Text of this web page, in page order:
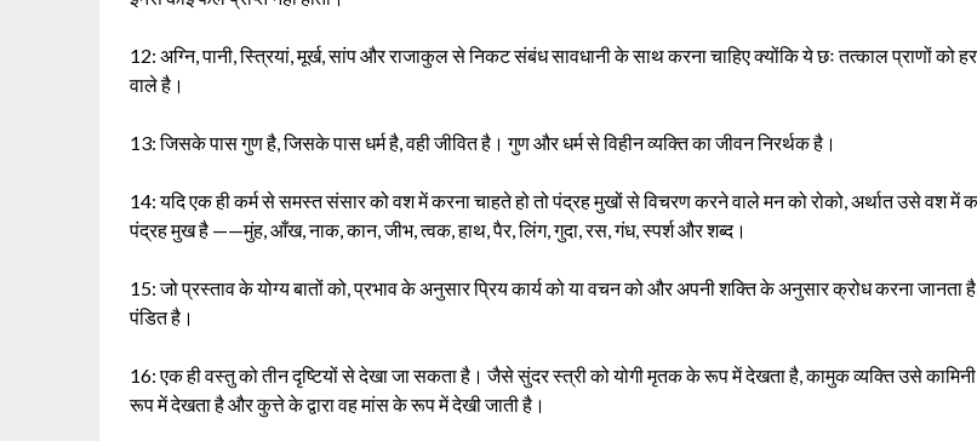
12: अग्नि, पानी, स्त्रियां, मूर्ख, सांप और राजाकुल से निकट संबंध सावधानी के साथ करना चाहिए क्योंकि ये छः तत्काल प्राणों को
वाले है।
13: जिसके पास गुण है, जिसके पास धर्म है, वही जीवित है। गुण और धर्म से विहीन व्यक्ति का जीवन निरर्थक है।
14: यदि एक ही कर्म से समस्त संसार को वश में करना चाहते हो तो पंद्रह मुखों से विचरण करने वाले मन को रोको, अर्थात उसे वश में
पंद्रह मुख है ——मुंह, आँख, नाक, कान, जीभ, त्वक, हाथ, पैर, लिंग, गुदा, रस, गंध, स्पर्श और शब्द।
15: जो प्रस्ताव के योग्य बातों को, प्रभाव के अनुसार प्रिय कार्य को या वचन को और अपनी शक्ति के अनुसार क्रोध करना जानता
पंडित है।
16: एक ही वस्तु को तीन दृष्टियों से देखा जा सकता है। जैसे सुंदर स्त्री को योगी मृतक के रूप में देखता है, कामुक व्यक्ति उसे
रूप में देखता है और कुत्ते के द्वारा वह मांस के रूप में देखी जाती है।